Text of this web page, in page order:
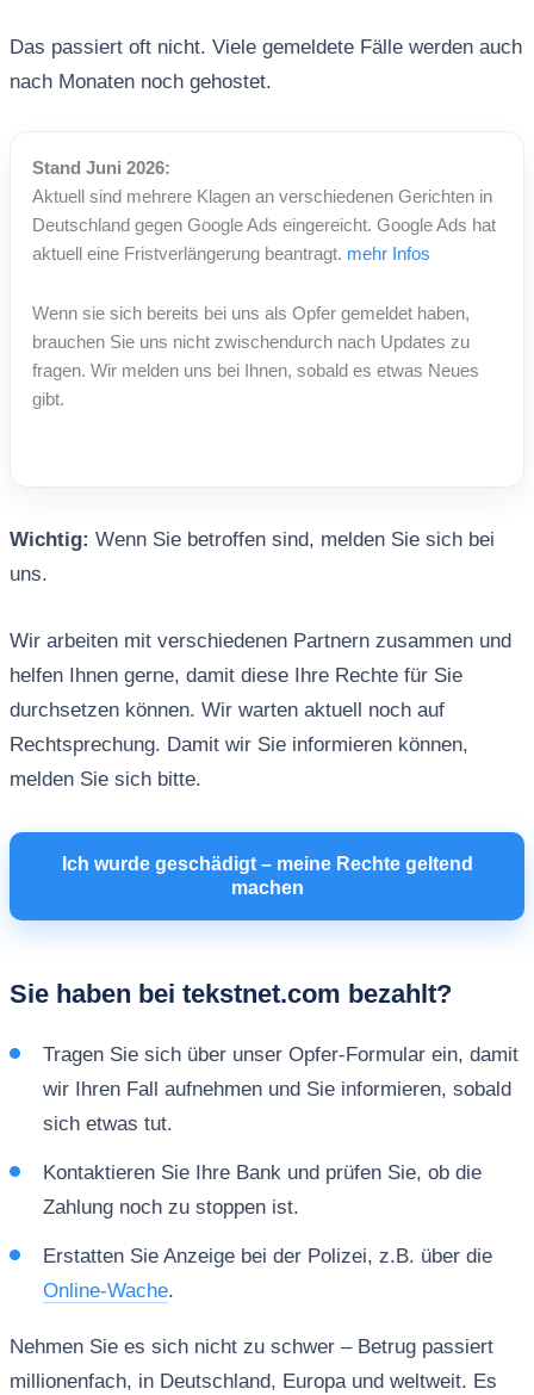
Das passiert oft nicht. Viele gemeldete Fälle werden auch
nach Monaten noch gehostet.
Wichtig: Wenn Sie betroffen sind, melden Sie sich bei
uns.
Wir arbeiten mit verschiedenen Partnern zusammen und
helfen Ihnen gerne, damit diese Ihre Rechte für Sie
durchsetzen können. Wir warten aktuell noch auf
Rechtsprechung. Damit wir Sie informieren können,
melden Sie sich bitte.
Ich wurde geschädigt – meine Rechte geltend
machen
Sie haben bei tekstnet.com bezahlt?
Tragen Sie sich über unser Opfer-Formular ein, damit
wir Ihren Fall aufnehmen und Sie informieren, sobald
sich etwas tut.
Kontaktieren Sie Ihre Bank und prüfen Sie, ob die
Zahlung noch zu stoppen ist.
Erstatten Sie Anzeige bei der Polizei, z.B. über die
Online-Wache.
Nehmen Sie es sich nicht zu schwer – Betrug passiert
millionenfach, in Deutschland, Europa und weltweit. Es